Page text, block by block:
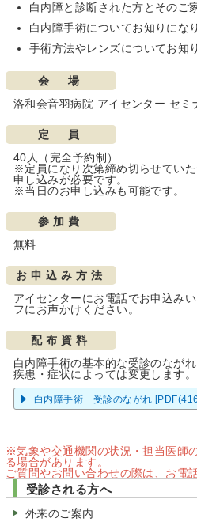
白内障と診断された方とそのご
白内障手術についてお知りにな
手術方法やレンズについてお知
会 場
洛和会音羽病院 アイセンター セミ
定 員
40人（完全予約制）
※定員になり次第締め切らせてい
申し込みが必要です。
※当日のお申し込みも可能です。
参加費
無料
お申込み方法
アイセンターにお電話でお申込み
フにお声かけください。
配布資料
白内障手術の基本的な受診のなが
疾患・症状によっては変更します。
白内障手術 受診のながれ
※気象や交通機関の状況・担当医師
る場合があります。
ご質問やお問い合わせの際は、お電
受診される方へ
外来のご案内